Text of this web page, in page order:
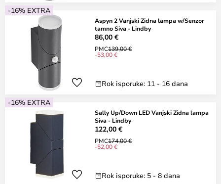
-16% EXTRA
Aspyn 2 Vanjski Zidna lampa w/Senzor
tamno Siva - Lindby
86,00 €
PMC139,00 €
-53,00 €
Rok isporuke: 11 - 16 dana
-16% EXTRA
Sally Up/Down LED Vanjski Zidna lampa
Siva - Lindby
122,00 €
PMC174,00 €
-52,00 €
Rok isporuke: 5 - 8 dana